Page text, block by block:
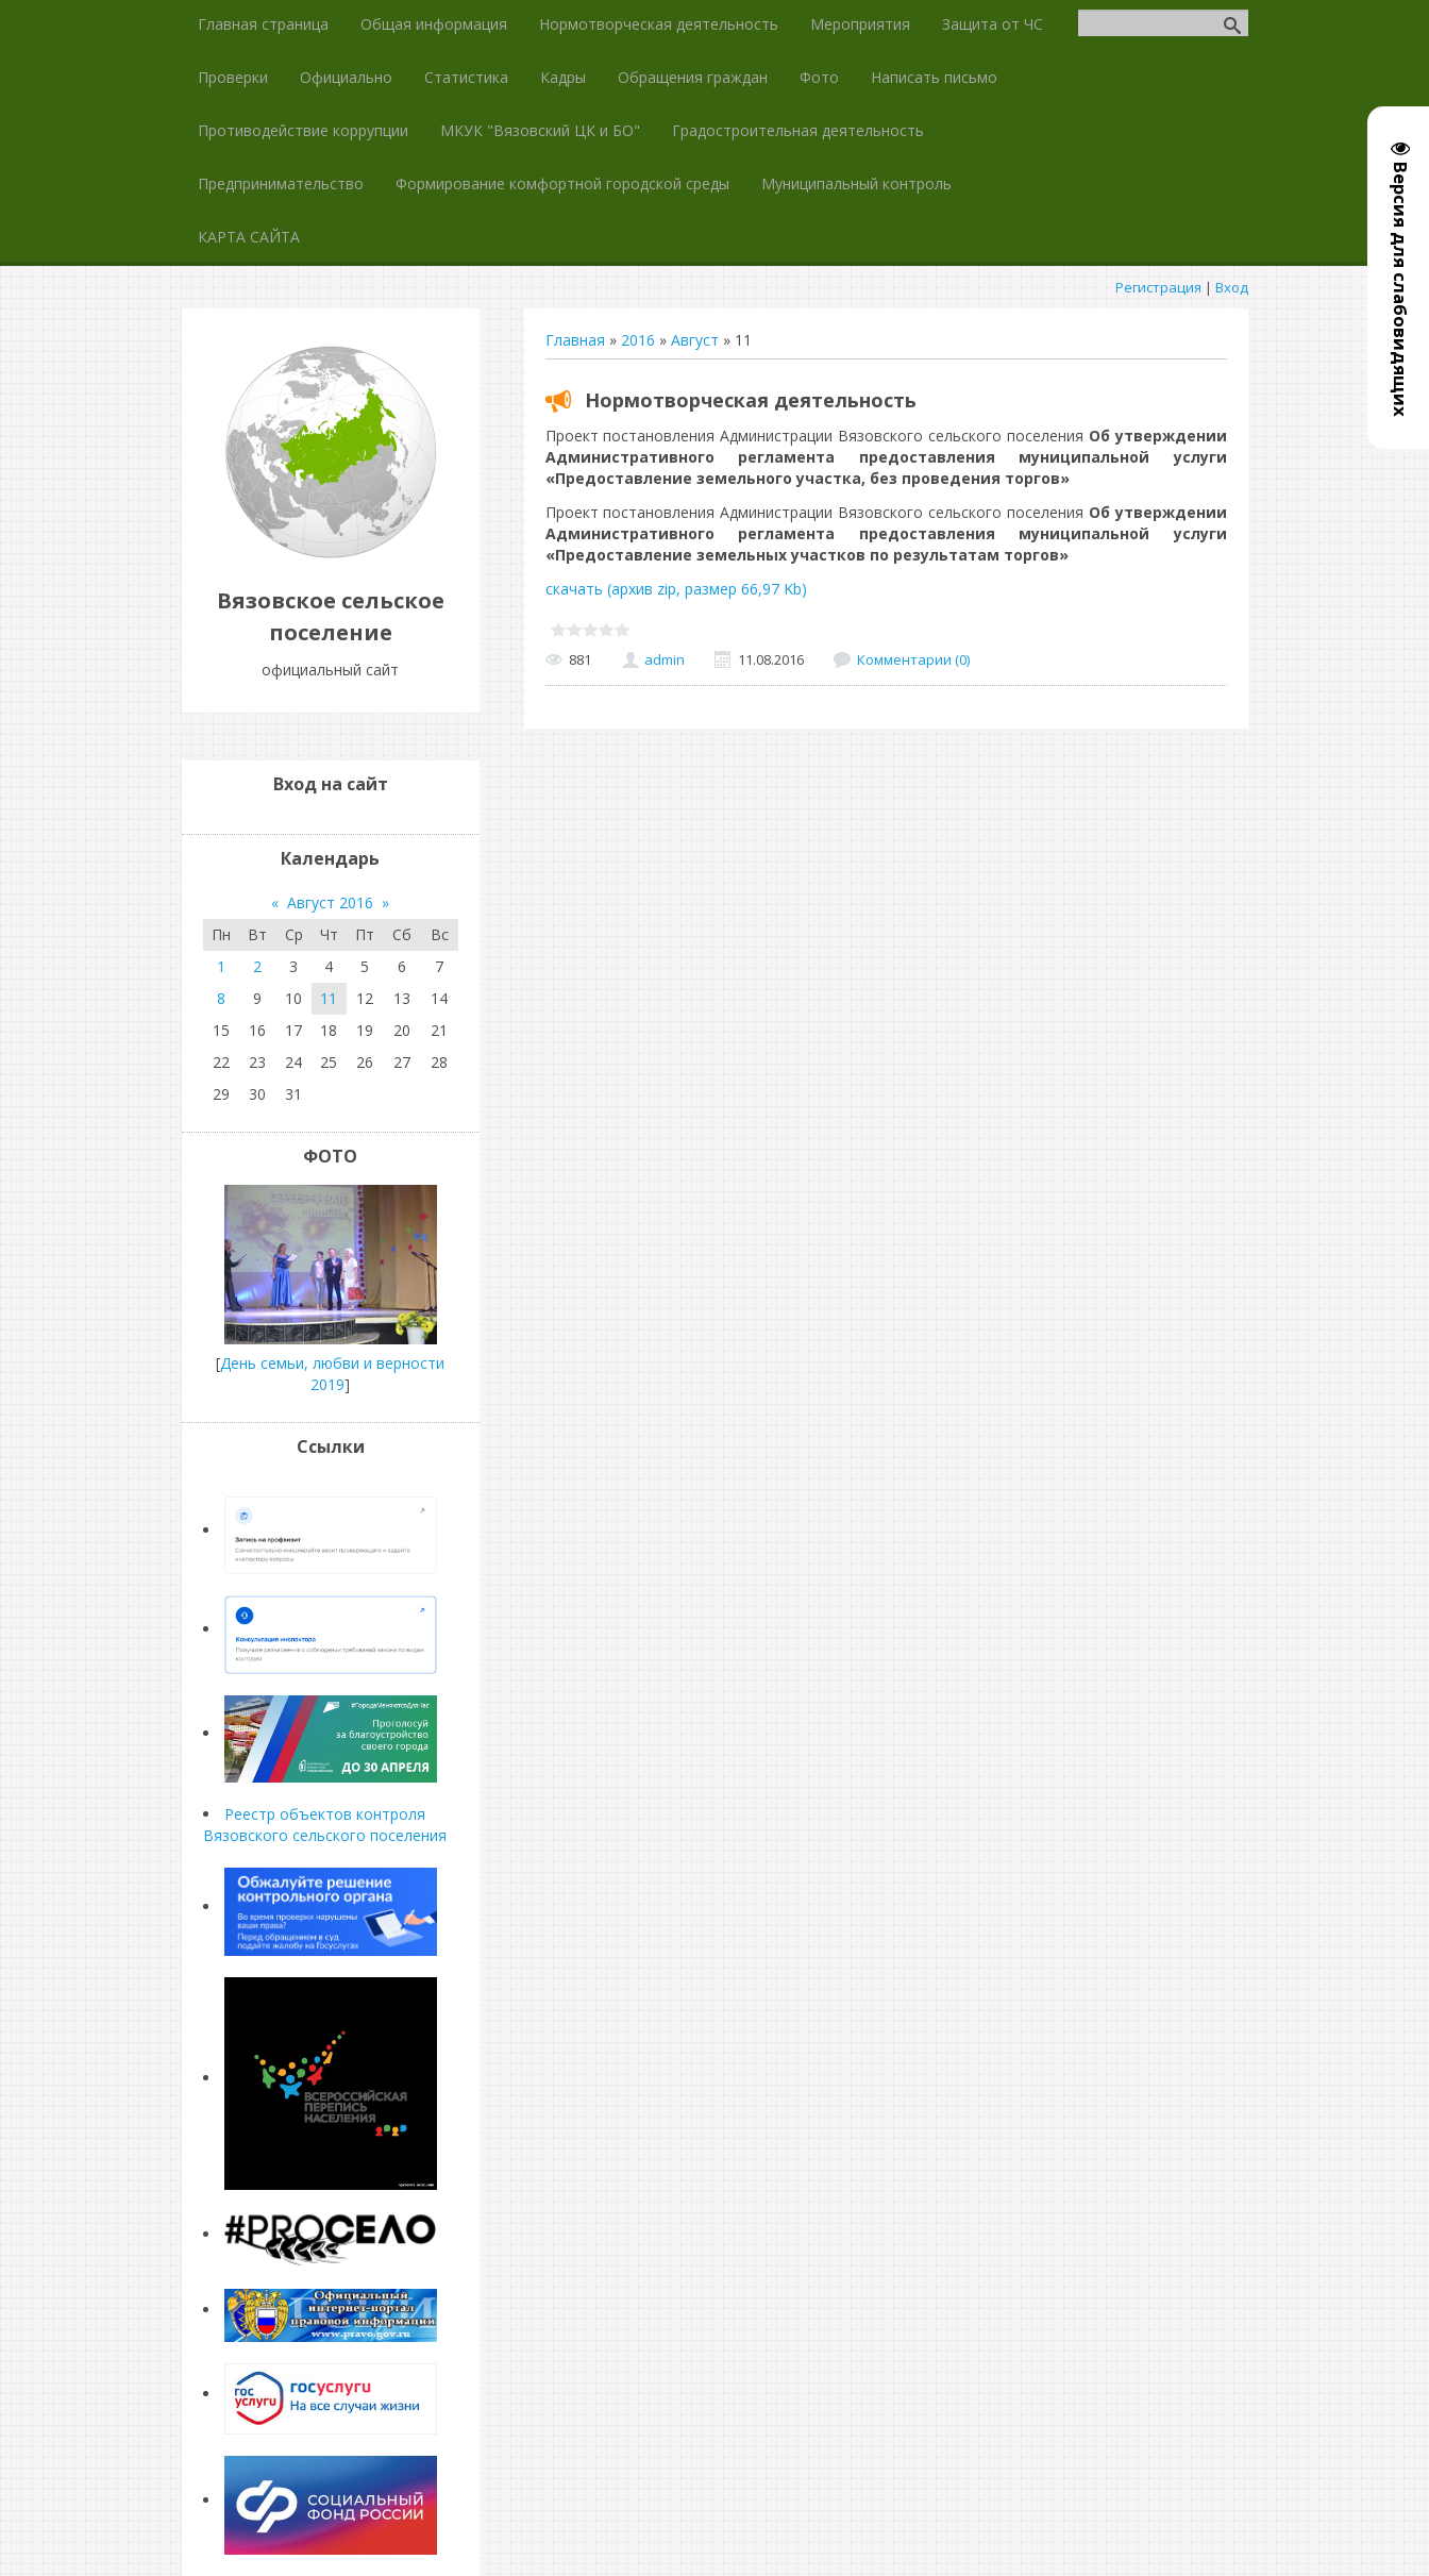
Версия для слабовидящих
Главная страница Общая информация Нормотворческая деятельность Мероприятия Защита от ЧС
Проверки Официально Статистика Кадры Обращения граждан Фото Написать письмо
Противодействие коррупции МКУК "Вязовский ЦК и БО" Градостроительная деятельность
Предпринимательство Формирование комфортной городской среды Муниципальный контроль
КАРТА САЙТА
Регистрация | Вход
Вязовское сельское
поселение
официальный сайт
Главная » 2016 » Август » 11
Нормотворческая деятельность
Проект постановления Администрации Вязовского сельского поселения Об утверждении
Административного регламента предоставления муниципальной услуги
«Предоставление земельного участка, без проведения торгов»
Проект постановления Администрации Вязовского сельского поселения Об утверждении
Административного регламента предоставления муниципальной услуги
«Предоставление земельных участков по результатам торгов»
скачать (архив zip, размер 66,97 Kb)
881 admin 11.08.2016 Комментарии (0)
Вход на сайт
Календарь
« Август 2016 »
Пн
Вт Ср Чт Пт Сб
Вс
1
2 3 4 5 6
7
8
9 10 11 12 13
14
15
16 17 18 19 20
21
22
23 24 25 26 27
28
29
30 31
ФОТО
[День семьи, любви и верности
2019]
Ссылки
Реестр объектов контроля
Вязовского сельского поселения